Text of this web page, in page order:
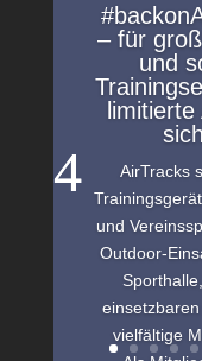
– für
und
AirTracks
und
Outdoor-
vielfältige